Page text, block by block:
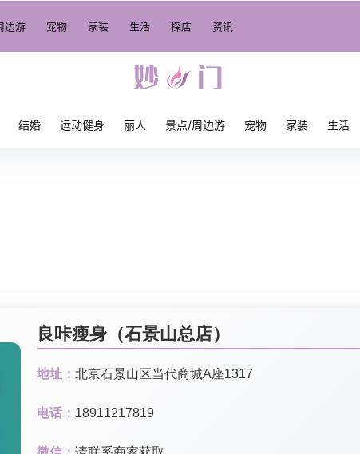
边游 宠物 家装 生活 探店 资讯
结婚 运动健身 丽人 景点/周边游 宠物 家装 生活
良咔瘦身（石景山总店）
地址： 北京石景山区当代商城A座1317
电话： 18911217819